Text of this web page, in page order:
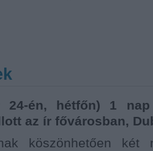
24-én, hétfőn) 1
az ír fővárosban,
köszönhetően két